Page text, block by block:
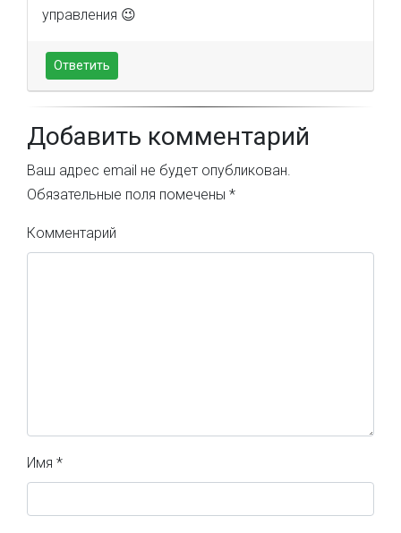
управления 😉
Ответить
Добавить комментарий
Ваш адрес email не будет опубликован.
Обязательные поля помечены *
Комментарий
Имя *